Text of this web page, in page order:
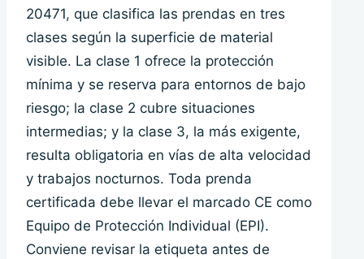
20471, que clasifica las prendas en tres
clases según la superficie de material
visible. La clase 1 ofrece la protección
mínima y se reserva para entornos de bajo
riesgo; la clase 2 cubre situaciones
intermedias; y la clase 3, la más exigente,
resulta obligatoria en vías de alta velocidad
y trabajos nocturnos. Toda prenda
certificada debe llevar el marcado CE como
Equipo de Protección Individual (EPI).
Conviene revisar la etiqueta antes de